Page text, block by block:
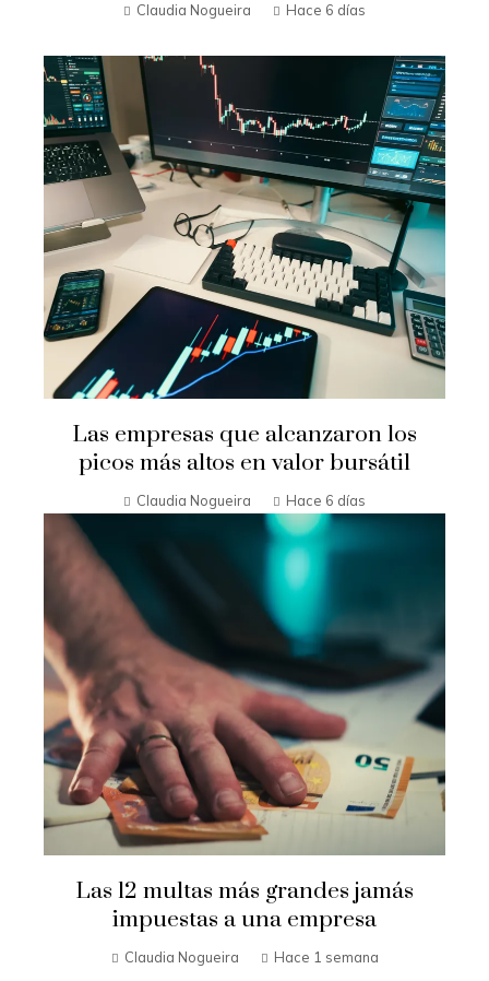
Claudia Nogueira Hace 6 días
Las empresas que alcanzaron los
picos más altos en valor bursátil
Claudia Nogueira Hace 6 días
Las 12 multas más grandes jamás
impuestas a una empresa
Claudia Nogueira Hace 1 semana